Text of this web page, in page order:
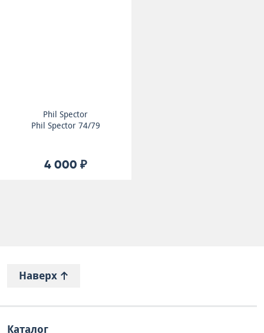
Phil Spector
Phil Spector 74/79
4 000 ₽
Наверх
Каталог